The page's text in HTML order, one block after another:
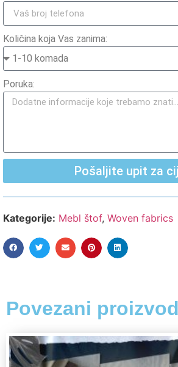
Količina koja Vas zanima:
Poruka:
Pošaljite upit za
Kategorije: Mebl štof, Woven fabrics
Povezani